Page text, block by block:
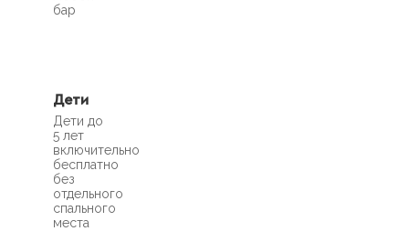
бар
Дети
Дети до
5 лет
включительно
бесплатно
без
отдельного
спального
места